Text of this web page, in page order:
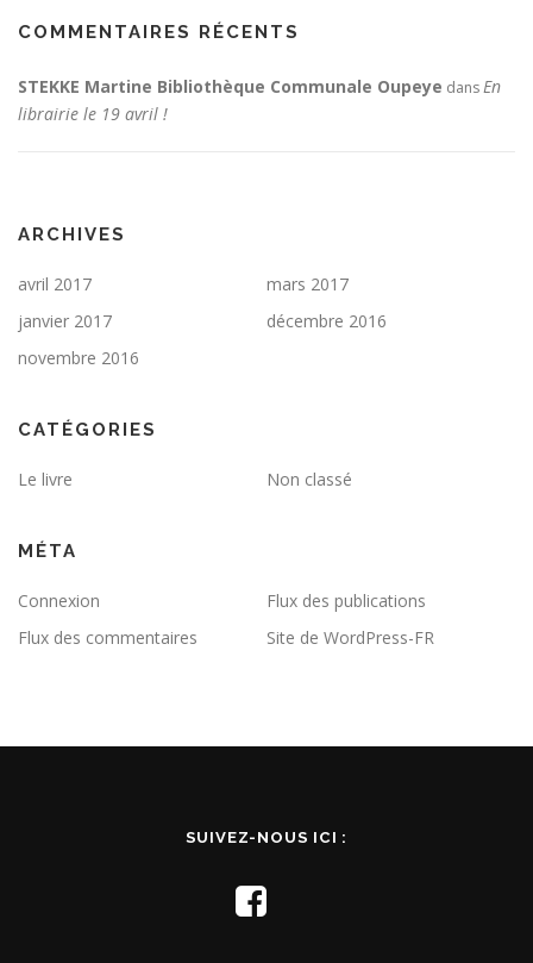
COMMENTAIRES RÉCENTS
STEKKE Martine Bibliothèque Communale Oupeye dansEn
librairie le 19 avril !
ARCHIVES
avril 2017
mars 2017
janvier 2017
décembre 2016
novembre 2016
CATÉGORIES
Le livre Non classé
MÉTA
Connexion
Flux des publications
Flux des commentaires
Site de WordPress-FR
SUIVEZ-NOUS ICI :